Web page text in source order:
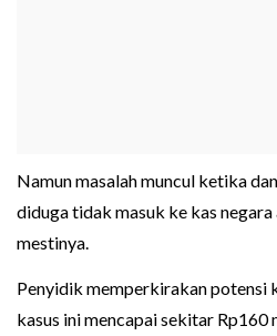
Namun masalah muncul ketika
diduga tidak masuk ke kas
mestinya.
Penyidik memperkirakan potensi
kasus ini mencapai sekitar Rp160